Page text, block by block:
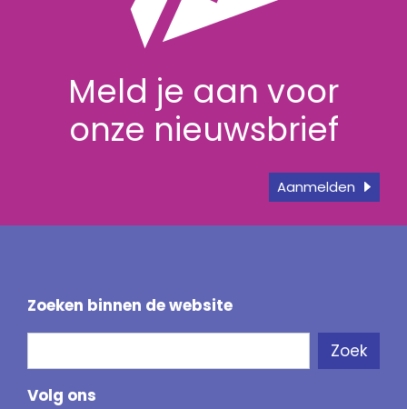
Meld je aan voor
onze nieuwsbrief
Aanmelden
Zoeken binnen de website
Zoek
Volg ons